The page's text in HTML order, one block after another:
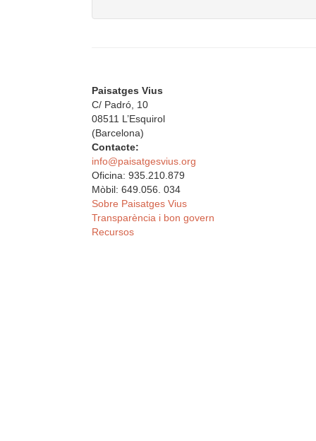
Paisatges Vius
C/ Padró, 10
08511 L’Esquirol
(Barcelona)
Contacte:
info@paisatgesvius.org
Oficina: 935.210.879
Mòbil: 649.056. 034
Sobre Paisatges Vius
Transparència i bon govern
Recursos